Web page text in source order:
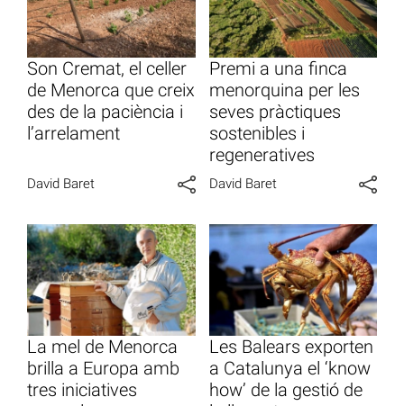
Son Cremat, el celler
de Menorca que creix
des de la paciència i
l’arrelament
David Baret
Premi a una finca
menorquina per les
seves pràctiques
sostenibles i
regeneratives
David Baret
La mel de Menorca
brilla a Europa amb
tres iniciatives
Les Balears exporten
a Catalunya el ‘know
how’ de la gestió de